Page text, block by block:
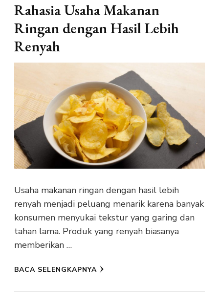
Rahasia Usaha Makanan
Ringan dengan Hasil Lebih
Renyah
Usaha makanan ringan dengan hasil lebih
renyah menjadi peluang menarik karena banyak
konsumen menyukai tekstur yang garing dan
tahan lama. Produk yang renyah biasanya
memberikan …
BACA SELENGKAPNYA